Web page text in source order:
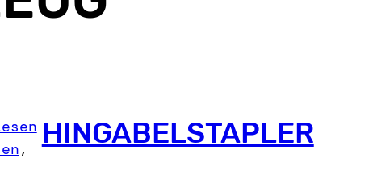
HINGABELSTAPLER